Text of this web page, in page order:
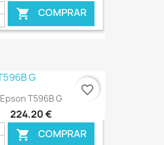
 COMPRAR
€ ONLINE
Epson T596B G
224,20 €
 COMPRAR
favorite_border